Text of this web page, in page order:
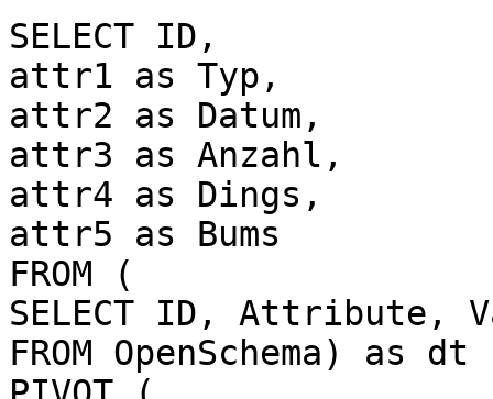
SELECT ID,
attr1 as Typ,
attr2 as Datum,
attr3 as Anzahl,
attr4 as Dings,
attr5 as Bums
FROM (
SELECT ID, Attribute,
FROM OpenSchema) as dt